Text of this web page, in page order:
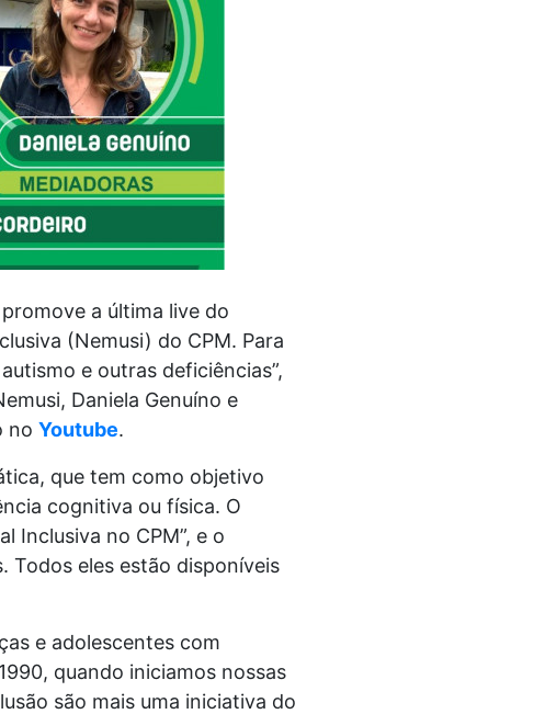
a última live do
(Nemusi) do CPM. Para
e outras deficiências”,
Daniela Genuíno e
no Youtube.
que tem como objetivo
cognitiva ou física. O
Inclusiva no CPM”, e o
Todos eles estão disponíveis
e adolescentes com
quando iniciamos nossas
são mais uma iniciativa do